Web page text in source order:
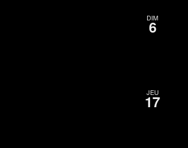
DIM
6
JEU
17